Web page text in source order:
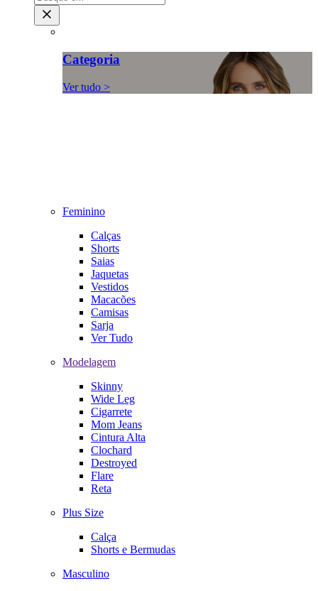
Categoria
Ver tudo >
Feminino
Calças
Shorts
Saias
Jaquetas
Vestidos
Macacões
Camisas
Sarja
Ver Tudo
Modelagem
Skinny
Wide Leg
Cigarrete
Mom Jeans
Cintura Alta
Clochard
Destroyed
Flare
Reta
Plus Size
Calça
Shorts e Bermudas
Masculino